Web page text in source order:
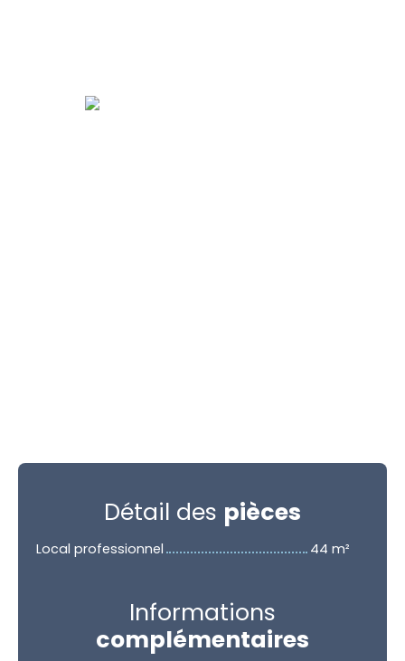
Détail des pièces
Local professionnel 44 m²
Informations
complémentaires